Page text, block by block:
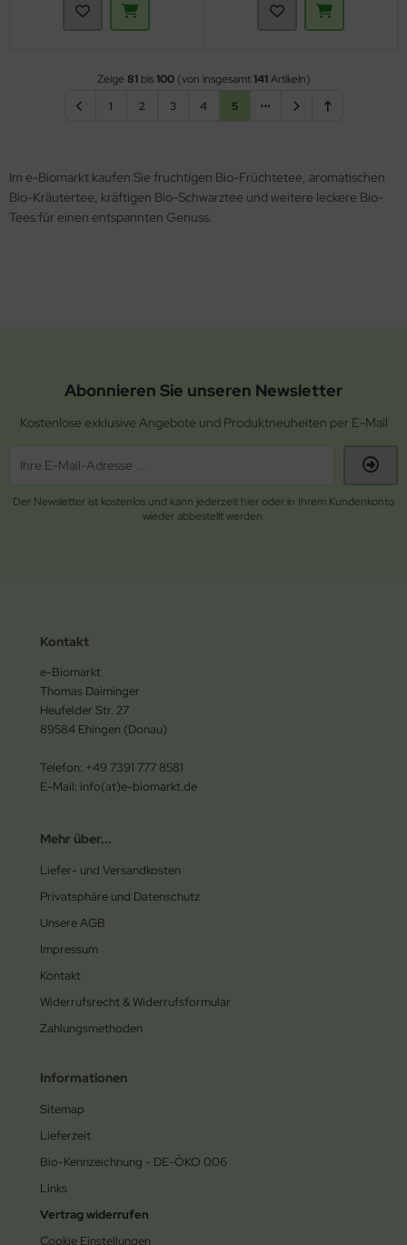
Zeige 81bis100(von insgesamt141Artikeln)
1
2 3 4 5
Im e-Biomarkt kaufen Sie fruchtigen Bio-Früchtetee, aromatischen
Bio-Kräutertee, kräftigen Bio-Schwarztee und weitere leckere Bio-
Tees für einen entspannten Genuss.
Abonnieren Sie unseren Newsletter
Kostenlose exklusive Angebote und Produktneuheiten per E-Mail
Der Newsletter ist kostenlos und kann jederzeit hier oder in Ihrem Kundenkonto
wieder abbestellt werden.
Kontakt
e-Biomarkt
Thomas Daiminger
Heufelder Str. 27
89584 Ehingen (Donau)
Telefon: +49 7391 777 8581
E-Mail: info(at)e-biomarkt.de
Mehr über...
Liefer- und Versandkosten
Privatsphäre und Datenschutz
Unsere AGB
Impressum
Kontakt
Widerrufsrecht & Widerrufsformular
Zahlungsmethoden
Informationen
Sitemap
Lieferzeit
Bio-Kennzeichnung - DE-ÖKO 006
Links
Vertrag widerrufen
Cookie Einstellungen